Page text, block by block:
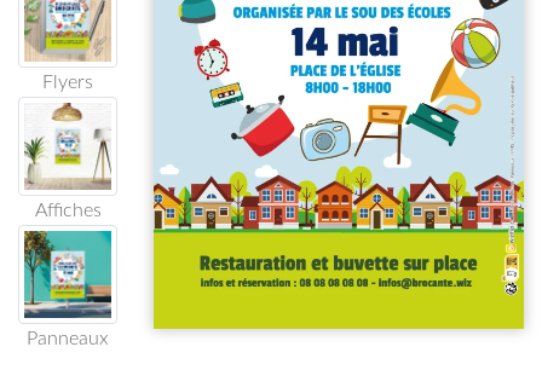
Flyers
Affiches
Panneaux